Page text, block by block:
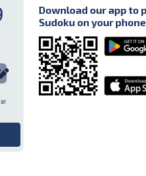
Download our app to play
Sudoku on your phone